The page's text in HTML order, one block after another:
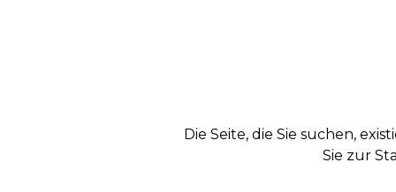
Die Seite, die Sie suchen,
Sie zur